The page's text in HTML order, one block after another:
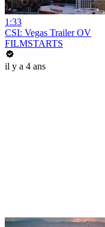
1:33
CSI: Vegas Trailer OV
FILMSTARTS
il y a 4 ans